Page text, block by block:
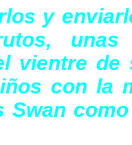
y
unas
vientre
con la
Swan